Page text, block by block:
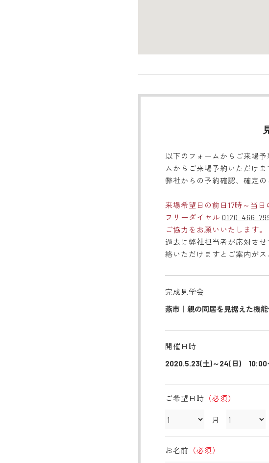
以下のフォームからご来場
ムからご来場予約いただけま
弊社からの予約確認、確定
来場希望日の前日17時～当
フリーダイヤル 0120-466-
ご協力をお願いいたします。
過去に弊社担当者が応対さ
絡いただけますとご案内がス
完成見学会
燕市｜親の同居を見据えた機
開催日時
2020.5.23(土)～24(日) 10:00
ご希望日時 （必須）
月
お名前 （必須）